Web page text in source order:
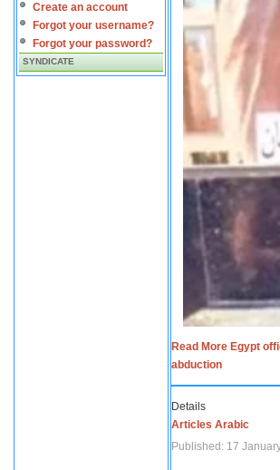
Create an account
Forgot your username?
Forgot your password?
SYNDICATE
Read More Egypt
abduction
Details
Articles Arabic
Published: 17